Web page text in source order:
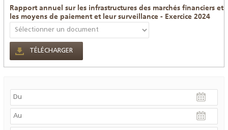
Rapport annuel sur les infrastructures des marchés financiers et
les moyens de paiement et leur surveillance - Exercice 2024
TÉLÉCHARGER